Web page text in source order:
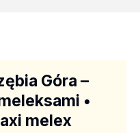
Góra –
•
melex